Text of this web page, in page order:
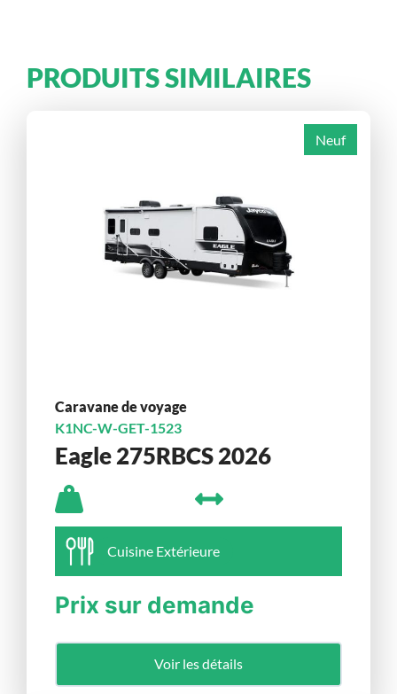
PRODUITS SIMILAIRES
Neuf
Caravane de voyage
K1NC-W-GET-1523
Eagle 275RBCS 2026
Cuisine Extérieure
Prix sur demande
Voir les détails